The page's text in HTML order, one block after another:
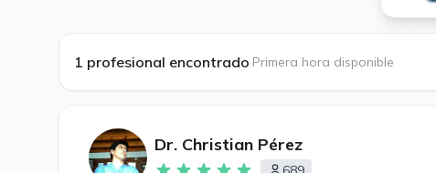
1 profesional encontrado Primera hora disponible
Dr. Christian Pérez